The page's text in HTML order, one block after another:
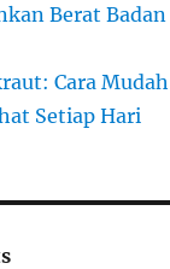
Berat Badan
Cara Mudah
Setiap Hari